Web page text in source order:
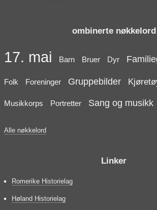
ombinerte nøkkelord
17. mai Barn Bruer Dyr
Folk Foreninger Gruppebilder
Musikkorps Portretter Sang og musikk
Alle nøkkelord
Linker
Romerike Historielag
Høland Historielag